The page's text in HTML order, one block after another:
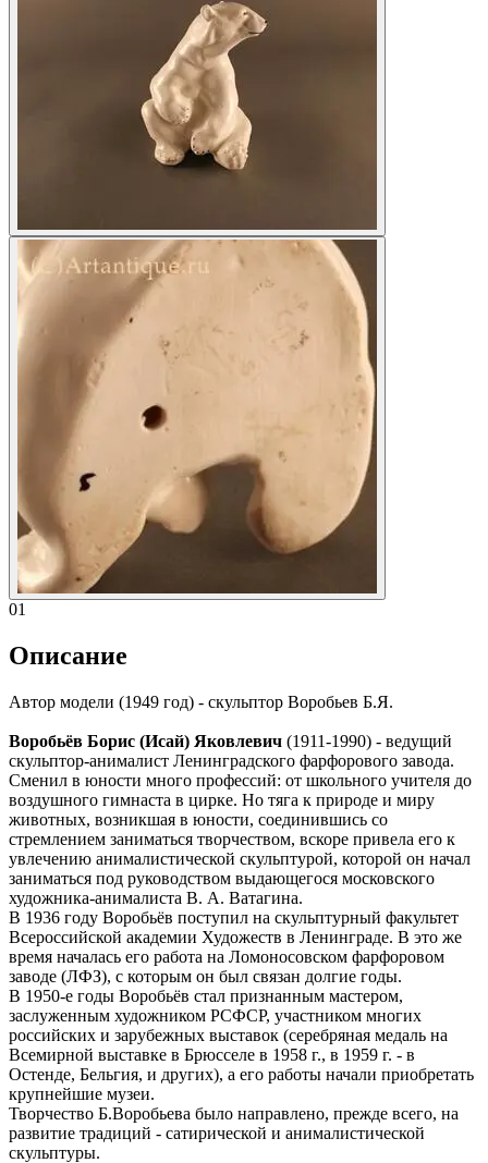
01
Описание
Автор модели (1949 год) - скульптор Воробьев Б.Я.
Воробьёв Борис (Исай) Яковлевич (1911-1990) - ведущий
скульптор-анималист Ленинградского фарфорового завода.
Сменил в юности много профессий: от школьного учителя до
воздушного гимнаста в цирке. Но тяга к природе и миру
животных, возникшая в юности, соединившись со
стремлением заниматься творчеством, вскоре привела его к
увлечению анималистической скульптурой, которой он начал
заниматься под руководством выдающегося московского
художника-анималиста В. А. Ватагина.
В 1936 году Воробьёв поступил на скульптурный факультет
Всероссийской академии Художеств в Ленинграде. В это же
время началась его работа на Ломоносовском фарфоровом
заводе (ЛФЗ), с которым он был связан долгие годы.
В 1950-е годы Воробьёв стал признанным мастером,
заслуженным художником РСФСР, участником многих
российских и зарубежных выставок (серебряная медаль на
Всемирной выставке в Брюсселе в 1958 г., в 1959 г. - в
Остенде, Бельгия, и других), а его работы начали приобретать
крупнейшие музеи.
Творчество Б.Воробьева было направлено, прежде всего, на
развитие традиций - сатирической и анималистической
скульптуры.